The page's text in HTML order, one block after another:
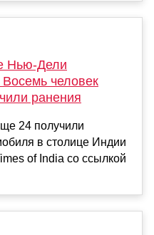
Нью-Дели
человек
ранения
24 получили
в столице Индии
of India со ссылкой